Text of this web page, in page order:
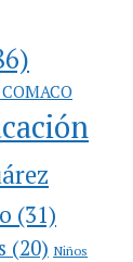
(31)
(20) Niños